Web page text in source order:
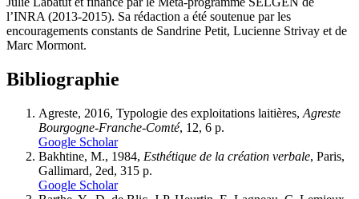
l’INRA (2013-2015). Sa rédaction a été soutenue par les
encouragements constants de Sandrine Petit, Lucienne Strivay et de
Marc Mormont.
Bibliographie
Agreste, 2016, Typologie des exploitations laitières, Agreste
Bourgogne-Franche-Comté, 12, 6 p.
Google Scholar
Bakhtine, M., 1984, Esthétique de la création verbale, Paris,
Gallimard, 2ed, 315 p.
Google Scholar